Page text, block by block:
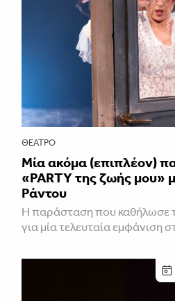
ΘΈΑΤΡΟ
Μία ακόμα (επιπλέον)
«PARTY της ζωής μου»
Ράντου
Η παράσταση που καθήλωσε
για μία τελευταία εμφάνιση